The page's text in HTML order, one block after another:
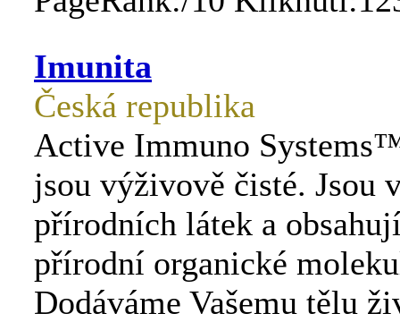
Imunita
Česká republika
Active Immuno
jsou výživově čisté. Jsou
přírodních látek a
přírodní organické
Dodáváme Vašemu tělu